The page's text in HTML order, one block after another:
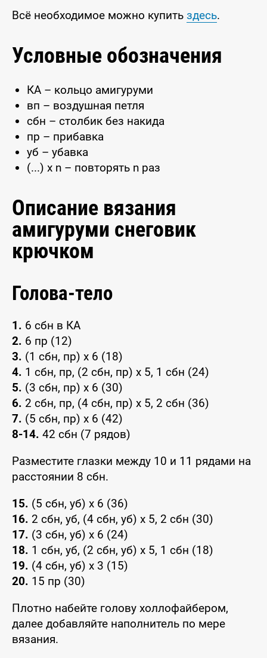
Всё необходимое можно купить здесь.
Условные обозначения
КА – кольцо амигуруми
вп – воздушная петля
сбн – столбик без накида
пр – прибавка
уб – убавка
(...) x n – повторять n раз
Описание вязания
амигуруми снеговик
крючком
Голова-тело
1. 6 сбн в КА
2. 6 пр (12)
3. (1 сбн, пр) x 6 (18)
4. 1 сбн, пр, (2 сбн, пр) x 5, 1 сбн (24)
5. (3 сбн, пр) x 6 (30)
6. 2 сбн, пр, (4 сбн, пр) x 5, 2 сбн (36)
7. (5 сбн, пр) x 6 (42)
8-14. 42 сбн (7 рядов)
Разместите глазки между 10 и 11 рядами на
расстоянии 8 сбн.
15. (5 сбн, уб) x 6 (36)
16. 2 сбн, уб, (4 сбн, уб) x 5, 2 сбн (30)
17. (3 сбн, уб) x 6 (24)
18. 1 сбн, уб, (2 сбн, уб) x 5, 1 сбн (18)
19. (4 сбн, уб) x 3 (15)
20. 15 пр (30)
Плотно набейте голову холлофайбером,
далее добавляйте наполнитель по мере
вязания.